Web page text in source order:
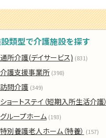
類型で介護施設を探す
通所介護(デイサービス) (831)
介護支援事業所 (398)
訪問介護 (349)
ショートステイ（短期入所生活介護）
グループホーム (193)
特別養護老人ホーム（特養） (157)